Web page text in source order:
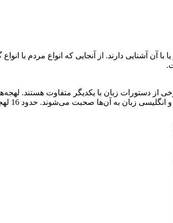
از 60 کشور دنیا، به این زبان صحبت می‌کنند و یا با آن آشنایی دارند. از آنجایی که
از دستورات زبان با یکدیگر متفاوت هستند.
واژگان با